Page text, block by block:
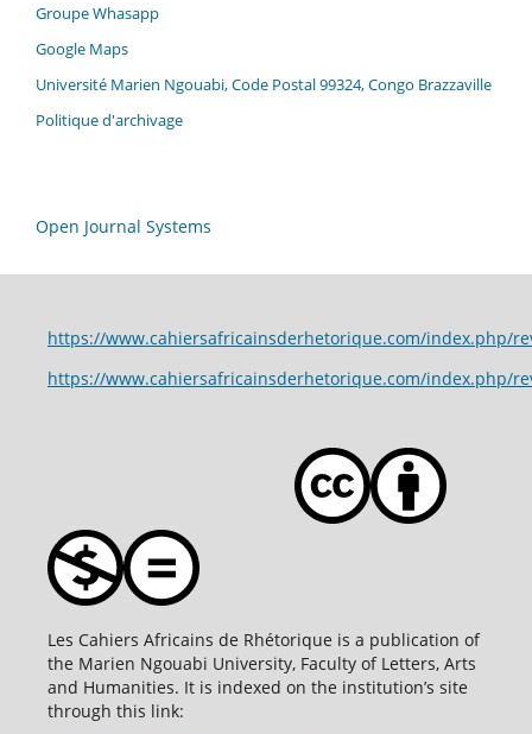
Groupe Whasapp
Google Maps
Université Marien Ngouabi, Code Postal 99324, Congo Brazzaville
Politique d'archivage
Open Journal Systems
https://www.cahiersafricainsderhetorique.com/index.php/
https://www.cahiersafricainsderhetorique.com/index.php/
Les Cahiers Africains de Rhétorique is a publication of
the Marien Ngouabi University, Faculty of Letters, Arts
and Humanities. It is indexed on the institution’s site
through this link: